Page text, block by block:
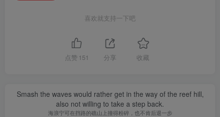
喜欢就支持一下吧
点赞 151 分享 收藏
Smash the waves would rather get in the way of the reef hill,
also not willing to take a step back.
海浪宁可在挡路的礁山上撞得粉碎，也不肯后退一步